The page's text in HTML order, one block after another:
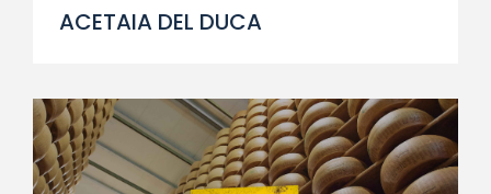
ACETAIA DEL DUCA